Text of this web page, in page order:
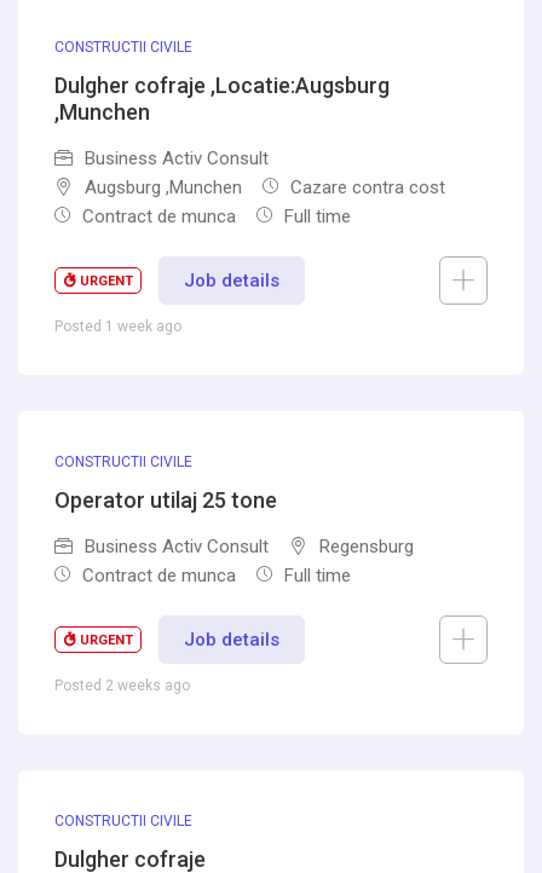
CONSTRUCTII CIVILE
Dulgher cofraje ,Locatie:Augsburg
,Munchen
Business Activ Consult
Augsburg ,Munchen
Cazare contra cost
Contract de munca
Full time
URGENT Job details
Posted 1 week ago
CONSTRUCTII CIVILE
Operator utilaj 25 tone
Business Activ Consult
Regensburg
Contract de munca
Full time
URGENT Job details
Posted 2 weeks ago
CONSTRUCTII CIVILE
Dulgher cofraje